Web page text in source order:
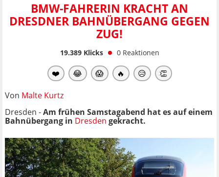
BMW-FAHRERIN KRACHT AN
DRESDNER BAHNÜBERGANG GEGEN
ZUG!
19.389Klicks 0 Reaktionen
❤️ 😂 😱 🔥 😥 👏
Von Malte Kurtz
Dresden -Am frühen Samstagabend hat es auf einem
Bahnübergang in Dresden gekracht.